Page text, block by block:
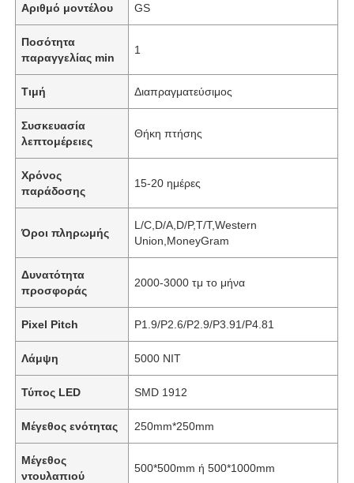
Αριθμό μοντέλου GS
Ποσότητα
παραγγελίας min
1
Τιμή Διαπραγματεύσιμος
Συσκευασία
λεπτομέρειες
Θήκη πτήσης
Χρόνος
παράδοσης
15-20 ημέρες
Όροι πληρωμής
L/C,D/A,D/P,T/T,Western
Union,MoneyGram
Δυνατότητα
προσφοράς
2000-3000 τμ το μήνα
Pixel Pitch P1.9/P2.6/P2.9/P3.91/P4.81
Λάμψη 5000 NIT
Τύπος LED SMD 1912
Μέγεθος ενότητας 250mm*250mm
Μέγεθος
ντουλαπιού
500*500mm ή 500*1000mm